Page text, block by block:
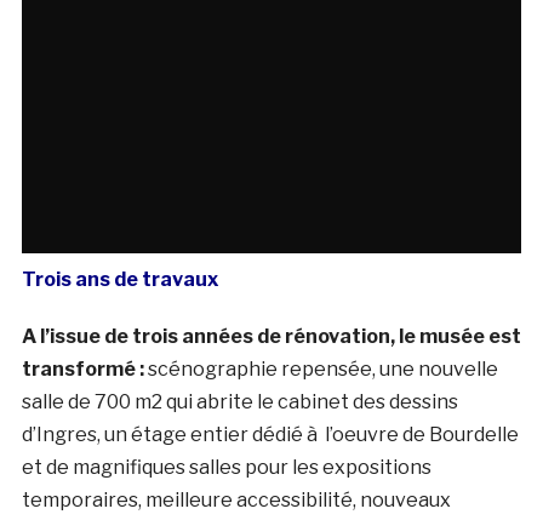
Trois ans de travaux
A l’issue de trois années de rénovation, le musée est
transformé :scénographie repensée, une nouvelle
salle de 700 m2 qui abrite le cabinet des dessins
d’Ingres, un étage entier dédié à l’oeuvre de Bourdelle
et de magnifiques salles pour les expositions
temporaires, meilleure accessibilité, nouveaux